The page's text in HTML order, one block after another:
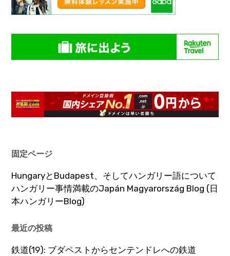
固定ページ
HungaryとBudapest、そしてハンガリー語について
ハンガリー事情満載のJapán Magyarország Blog (日
本ハンガリーBlog)
最近の投稿
鉄道(19): ブダペストからセンテンドレへの鉄道